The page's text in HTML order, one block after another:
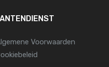
Voorwaarden